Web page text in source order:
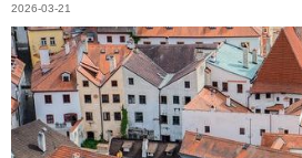
2026-03-21